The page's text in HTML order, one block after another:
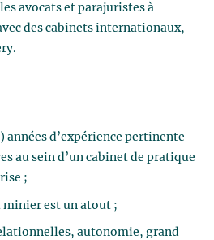
avocats et parajuristes à
des cabinets internationaux,
années d’expérience pertinente
au sein d’un cabinet de pratique
;
minier est un atout ;
autonomie, grand